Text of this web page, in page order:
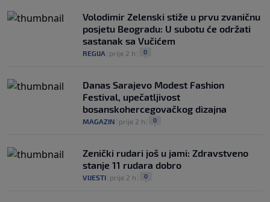
Volodimir Zelenski stiže u prvu zvaničnu
posjetu Beogradu: U subotu će održati
sastanak sa Vučićem
REGIJA prije 2 h 0
Danas Sarajevo Modest Fashion
Festival, upečatljivost
bosanskohercegovačkog dizajna
MAGAZIN prije 2 h 0
Zenički rudari još u jami: Zdravstveno
stanje 11 rudara dobro
VIJESTI prije 2 h 0